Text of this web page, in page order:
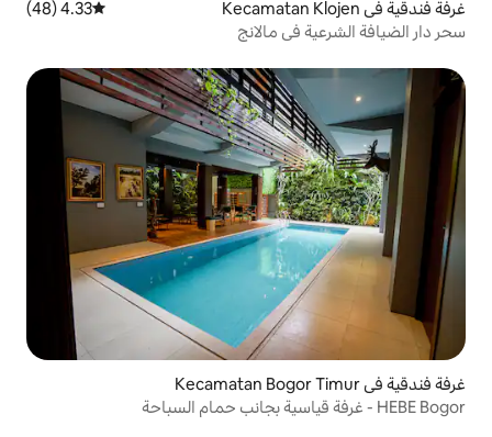
متوسط التقييم 4.33 من 5، 48 مراجعات
4.33 (48)
مالانج